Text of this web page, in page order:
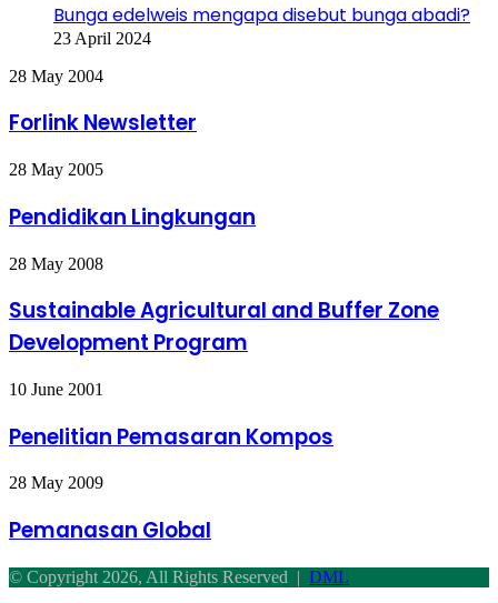
Bunga edelweis mengapa disebut bunga abadi?
23 April 2024
Forlink
28 May 2004
Forlink Newsletter
Pendidikan
28 May 2005
Pendidikan Lingkungan
Sustainable
and
Buffer
Zone
Program
28 May 2008
Sustainable Agricultural and Buffer Zone
Development Program
Penelitian
Kompos
10 June 2001
Penelitian Pemasaran Kompos
Pemanasan
28 May 2009
Pemanasan Global
© Copyright 2026, All Rights Reserved | DML